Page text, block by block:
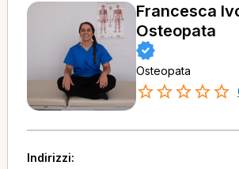
Francesca
Osteopata
Osteopata
Indirizzi: